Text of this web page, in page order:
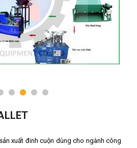
xuất đinh cuộn dùng cho ngành công